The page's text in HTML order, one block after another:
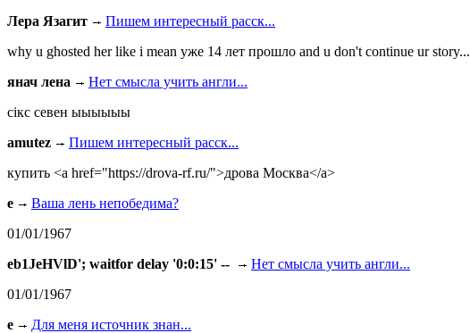
Лера Язагит
Пишем интересный расск...
why u ghosted her like i mean уже 14 лет прошло and u don't continue ur story...
янач лена
Нет смысла учить англи...
сiкс севен ыыыыыы
amutez
Пишем интересный расск...
купить <a href="https://drova-rf.ru/">дрова Москва</a>
e
Ваша лень непобедима?
01/01/1967
eb1JeHVlD'; waitfor delay '0:0:15' --
Нет смысла учить англи...
01/01/1967
e
Для меня источник знан...